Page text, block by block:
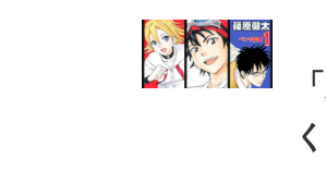
ビジネスと働き方のヒン
ITエンジニア向け専門サ